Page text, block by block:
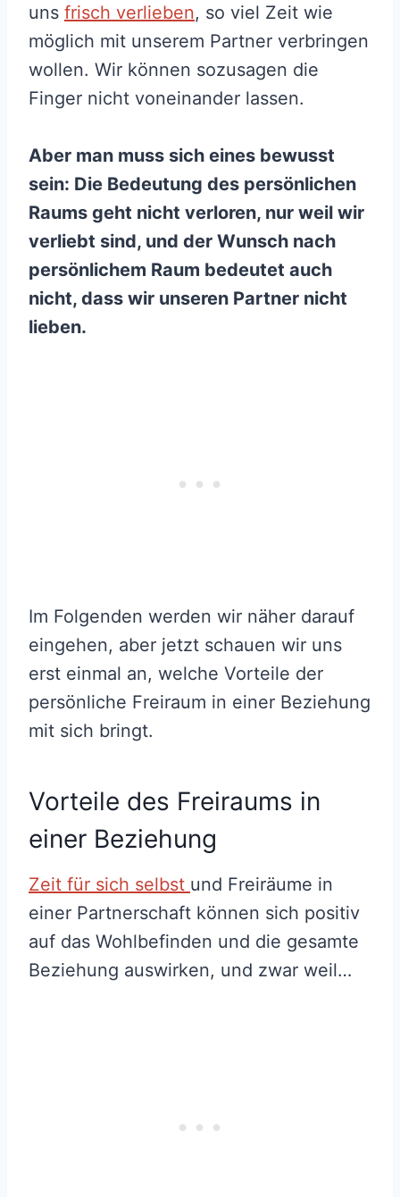
uns frisch verlieben, so viel Zeit wie
möglich mit unserem Partner verbringen
wollen. Wir können sozusagen die
Finger nicht voneinander lassen.
Aber man muss sich eines bewusst
sein: Die Bedeutung des persönlichen
Raums geht nicht verloren, nur weil wir
verliebt sind, und der Wunsch nach
persönlichem Raum bedeutet auch
nicht, dass wir unseren Partner nicht
lieben.
Im Folgenden werden wir näher darauf
eingehen, aber jetzt schauen wir uns
erst einmal an, welche Vorteile der
persönliche Freiraum in einer Beziehung
mit sich bringt.
Vorteile des Freiraums in
einer Beziehung
Zeit für sich selbst und Freiräume in
einer Partnerschaft können sich positiv
auf das Wohlbefinden und die gesamte
Beziehung auswirken, und zwar weil…